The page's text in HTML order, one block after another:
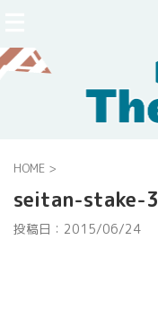
HOME >
seitan-stake-3
投稿日： 2015/06/24